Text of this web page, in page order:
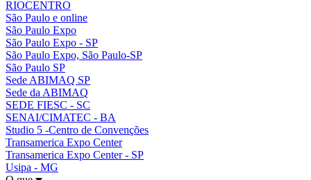
RIOCENTRO
São Paulo e online
São Paulo Expo
São Paulo Expo - SP
São Paulo Expo, São Paulo-SP
São Paulo SP
Sede ABIMAQ SP
Sede da ABIMAQ
SEDE FIESC - SC
SENAI/CIMATEC - BA
Studio 5 -Centro de Convenções
Transamerica Expo Center
Transamerica Expo Center - SP
Usipa - MG